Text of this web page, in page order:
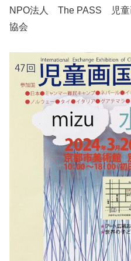
NPO法人 The PASS 児童
協会